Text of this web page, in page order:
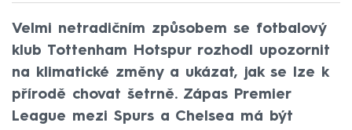
Velmi netradičním způsobem se fotbalový
klub Tottenham Hotspur rozhodl upozornit
na klimatické změny a ukázat, jak se lze k
přírodě chovat šetrně. Zápas Premier
League mezi Spurs a Chelsea má být